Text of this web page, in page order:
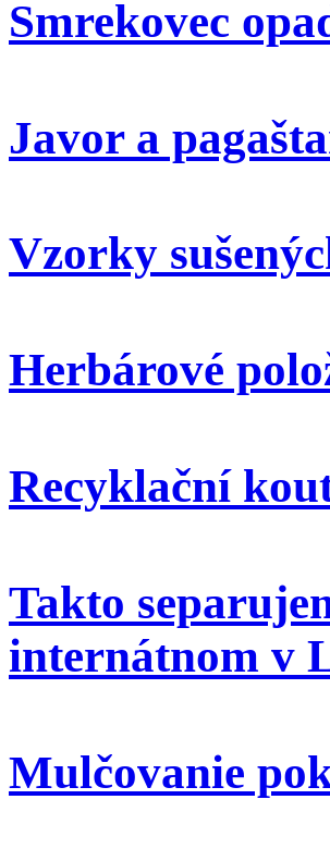
Smrekovec
Javor a
Vzorky
Herbárové
Recyklační
Takto
internátnom v
Mulčovanie